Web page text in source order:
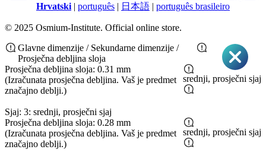
Hrvatski | português | 日本語 | português brasileiro
© 2025 Osmium-Institute. Official online store.
Glavne dimenzije / Sekundarne dimenzije /
Prosječna debljina sloja
Prosječna debljina sloja: 0.31 mm
(Izračunata prosječna debljina. Vaš je predmet
značajno deblji.)
Sjaj: 3: srednji, prosječni sjaj
srednji, prosječni sjaj
Prosječna debljina sloja: 0.28 mm
(Izračunata prosječna debljina. Vaš je predmet
značajno deblji.)
srednji, prosječni sjaj